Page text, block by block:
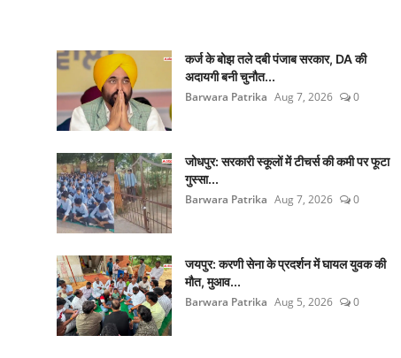
कर्ज के बोझ तले दबी पंजाब सरकार, DA की
अदायगी बनी चुनौत...
Barwara Patrika Aug 7, 2026 0
जोधपुर: सरकारी स्कूलों में टीचर्स की कमी पर फूटा
गुस्सा...
Barwara Patrika Aug 7, 2026 0
जयपुर: करणी सेना के प्रदर्शन में घायल युवक की
मौत, मुआव...
Barwara Patrika Aug 5, 2026 0